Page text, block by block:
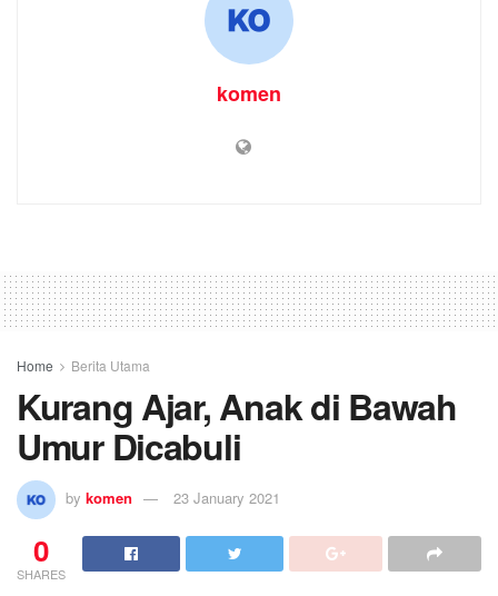
komen
Home Berita Utama
Kurang Ajar, Anak di Bawah
Umur Dicabuli
by komen 23 January 2021
0
SHARES